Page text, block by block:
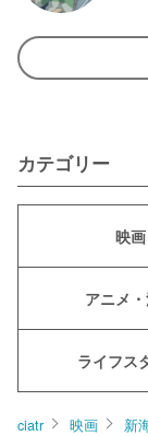
カテゴリー
映画
アニメ
ライフス
ciatr 映画 新